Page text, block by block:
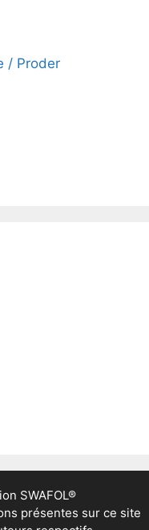
/ Proder
SWAFOL®
présentes sur ce site